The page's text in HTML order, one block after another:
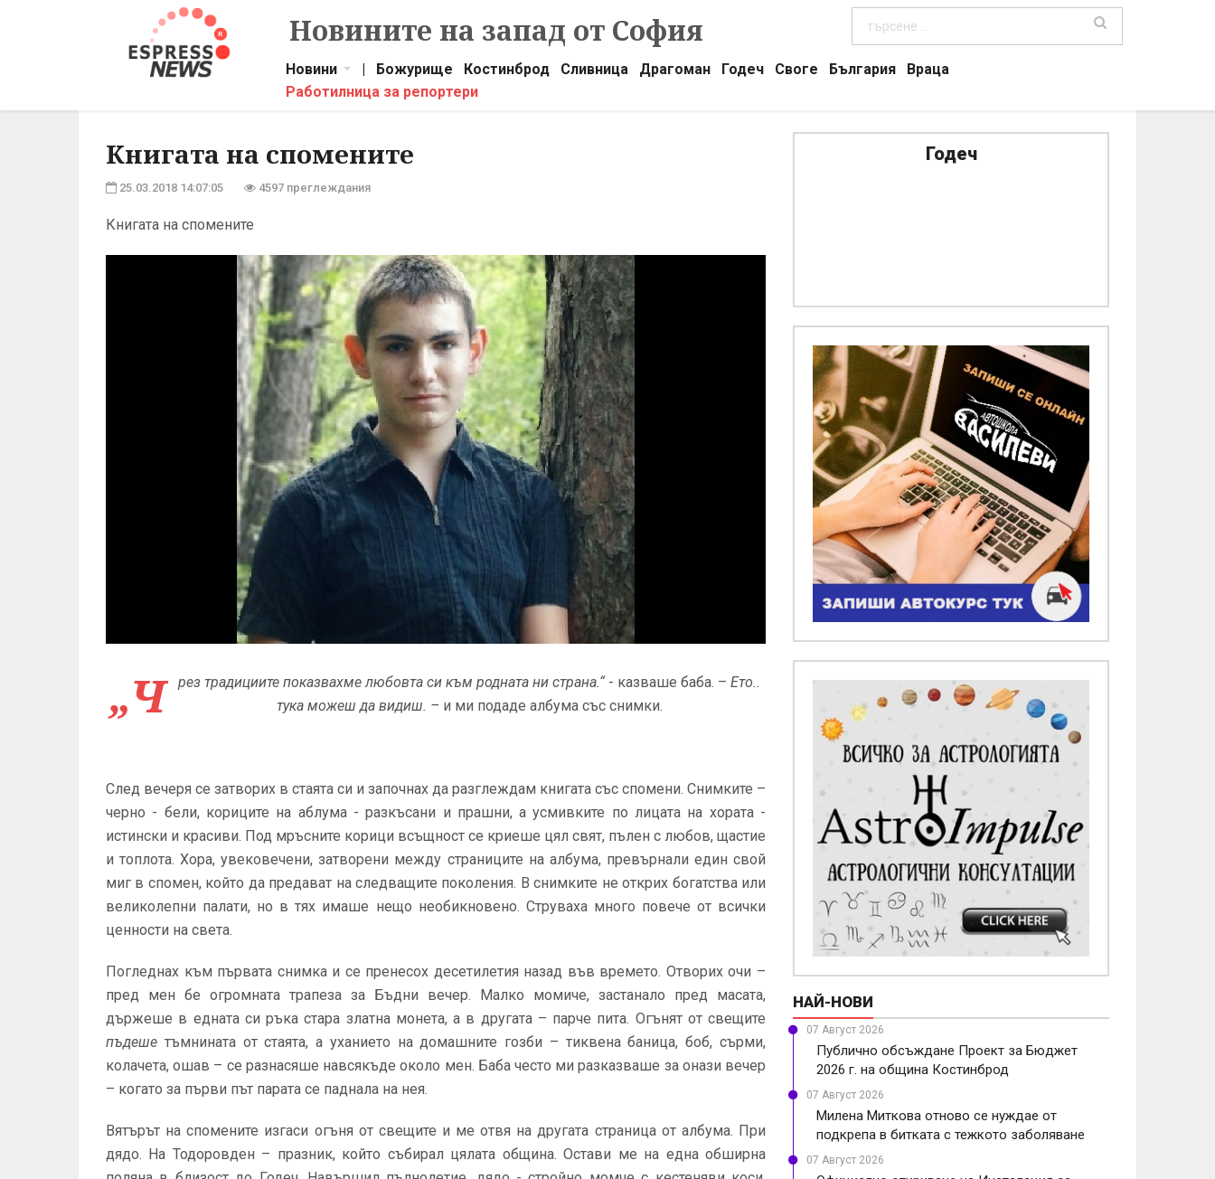
Новините на запад от София
Новини | Божурище Костинброд Сливница Драгоман Годеч Своге България
Враца
Работилница за репортери
Книгата на спомените
25.03.2018 14:07:05 4597 преглеждания
Книгата на спомените
„Ч рез традициите показвахме любовта си към родната ни страна.“- казваше баба. – Ето..
тука можеш да видиш. – и ми подаде албума със снимки.
След вечеря се затворих в стаята си и започнах да разглеждам книгата със спомени. Снимките –
черно - бели, кориците на аблума - разкъсани и прашни, а усмивките по лицата на хората -
истински и красиви. Под мръсните корици всъщност се криеше цял свят, пълен с любов, щастие
и топлота. Хора, увековечени, затворени между страниците на албума, превърнали един свой
миг в спомен, който да предават на следващите поколения. В снимките не открих богатства или
великолепни палати, но в тях имаше нещо необикновено. Струваха много повече от всички
ценности на света.
Погледнах към първата снимка и се пренесох десетилетия назад във времето. Отворих очи –
пред мен бе огромната трапеза за Бъдни вечер. Малко момиче, застанало пред масата,
държеше в едната си ръка стара златна монета, а в другата – парче пита. Огънят от свещите
пъдеше тъмнината от стаята, а уханието на домашните гозби – тиквена баница, боб, сърми,
колачета, ошав – се разнасяше навсякъде около мен. Баба често ми разказваше за онази вечер
– когато за първи път парата се паднала на нея.
Вятърът на спомените изгаси огъня от свещите и ме отвя на другата страница от албума. При
дядо. На Тодоровден – празник, който събирал цялата община. Остави ме на една обширна
Годеч
НАЙ-НОВИ
07 Август 2026
Публично обсъждане Проект за Бюджет
2026 г. на община Костинброд
07 Август 2026
Милена Миткова отново се нуждае от
подкрепа в битката с тежкото заболяване
07 Август 2026